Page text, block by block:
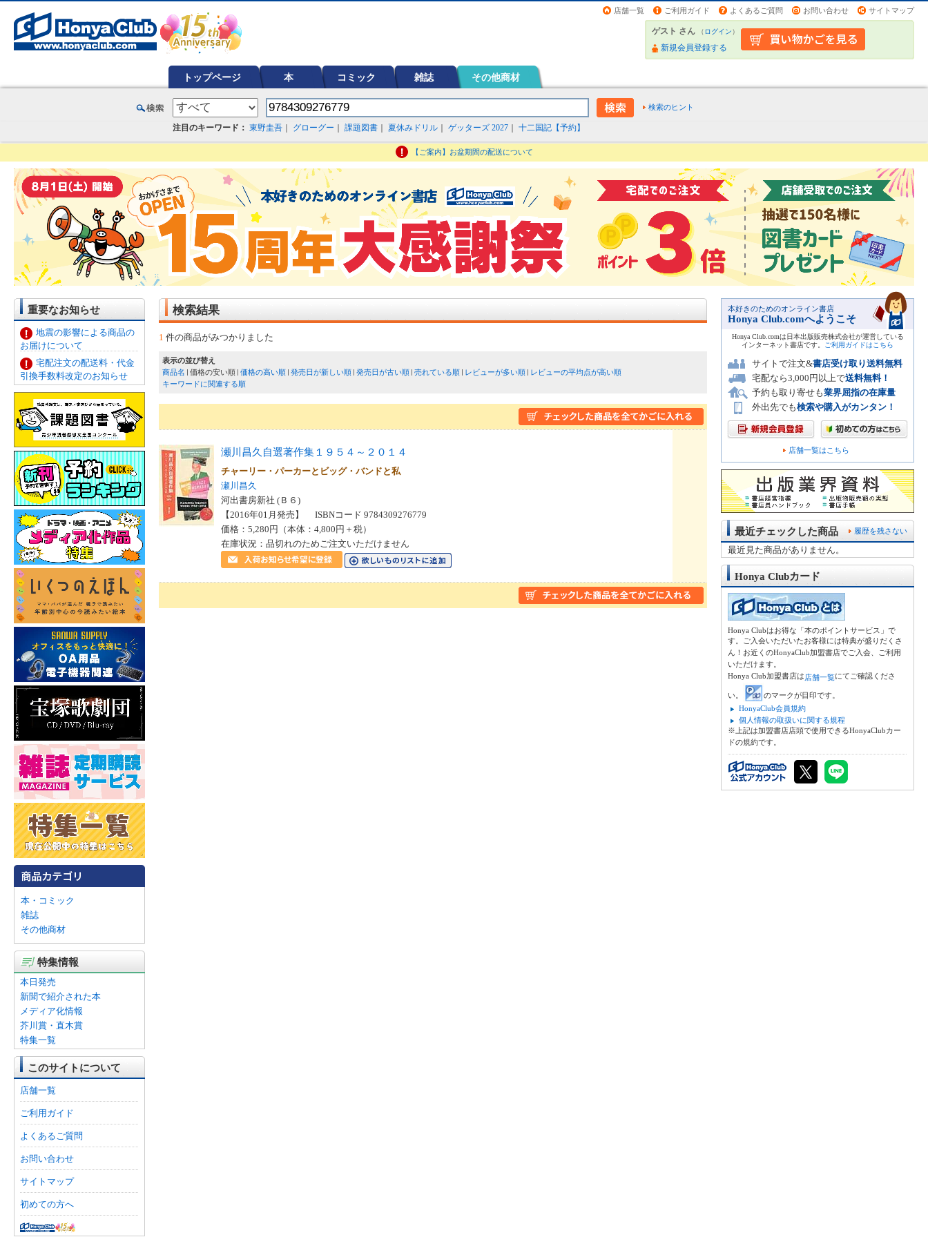
店舗一覧 ご利用ガイド よくあるご質問 お問い合わせ サイトマップ
ゲスト さん （ログイン）
新規会員登録する
トップページ 本 コミック 雑誌 その他商材
検索のヒント
注目のキーワード： 東野圭吾 グローグー 課題図書 夏休みドリル ゲッターズ 2027 十二国記【予約】
【ご案内】お盆期間の配送について
重要なお知らせ
地震の影響による商品の
お届けについて
宅配注文の配送料・代金
引換手数料改定のお知らせ
本・コミック
雑誌
その他商材
特集情報
本日発売
新聞で紹介された本
メディア化情報
芥川賞・直木賞
特集一覧
このサイトについて
店舗一覧
ご利用ガイド
よくあるご質問
お問い合わせ
サイトマップ
初めての方へ
検索結果
1 件の商品がみつかりました
表示の並び替え
商品名
価格の安い順 価格の高い順 発売日が新しい順 発売日が古い順 売れている順 レビューが多い順
レビューの平均点が高い順
キーワードに関連する順
瀬川昌久自選著作集１９５４～２０１４
チャーリー・パーカーとビッグ・バンドと私
瀬川昌久
河出書房新社 (Ｂ６)
【2016年01月発売】 ISBNコード 9784309276779
価格：5,280円（本体：4,800円＋税）
在庫状況：品切れのためご注文いただけません
本好きのためのオンライン書店
Honya Club.comへようこそ
Honya Club.comは日本出版販売株式会社が運営している
インターネット書店です。
ご利用ガイドはこちら
サイトで注文&書店受け取り送料無料
宅配なら3,000円以上で送料無料！
予約も取り寄せも業界屈指の在庫量
外出先でも検索や購入がカンタン！
店舗一覧はこちら
履歴を残さない
最近チェックした商品
最近見た商品がありません。
Honya Clubカード
Honya Clubはお得な「本のポイントサービス」で
す。ご入会いただいたお客様には特典が盛りだくさ
ん！お近くのHonyaClub加盟書店でご入会、ご利用
いただけます。
Honya Club加盟書店は店舗一覧にてご確認くださ
い。
のマークが目印です。
HonyaClub会員規約
個人情報の取扱いに関する規程
※上記は加盟書店店頭で使用できるHonyaClubカー
ドの規約です。